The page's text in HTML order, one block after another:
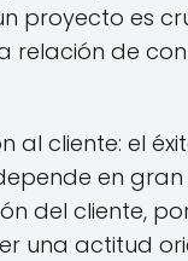
proyecto es
relación de
al cliente: el
en
del cliente,
una actitud